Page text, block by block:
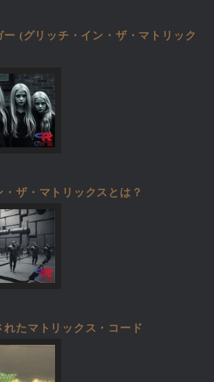
ー (グリッチ・イン・ザ・マトリック
・ザ・マトリックスとは？
れたマトリックス・コード